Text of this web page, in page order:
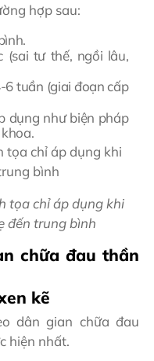
hợp sau:
(sai tư thế, ngồi lâu,
6 tuần (giai đoạn cấp
dụng như biện pháp
tọa chỉ áp dụng khi
đến trung bình
chữa đau thần
kẽ
dân gian chữa đau
hiện nhất.